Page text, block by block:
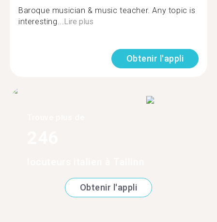
Baroque musician & music teacher. Any topic is
interesting... Lire plus
Obtenir l'appli
Obtenir l'appli